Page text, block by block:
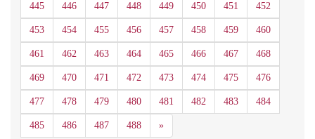
445 446 447 448 449 450 451 452
453 454 455 456 457 458 459 460
461 462 463 464 465 466 467 468
469 470 471 472 473 474 475 476
477 478 479 480 481 482 483 484
485 486 487 488 »Siguiente